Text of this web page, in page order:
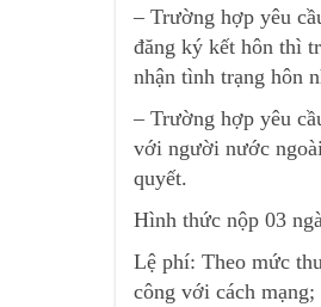
– Trường hợp yêu
đăng ký kết hôn thì
nhận tình trạng hôn
– Trường hợp yêu
với người nước
quyết.
Hình thức nộp 03
Lệ phí: Theo mức
công với cách